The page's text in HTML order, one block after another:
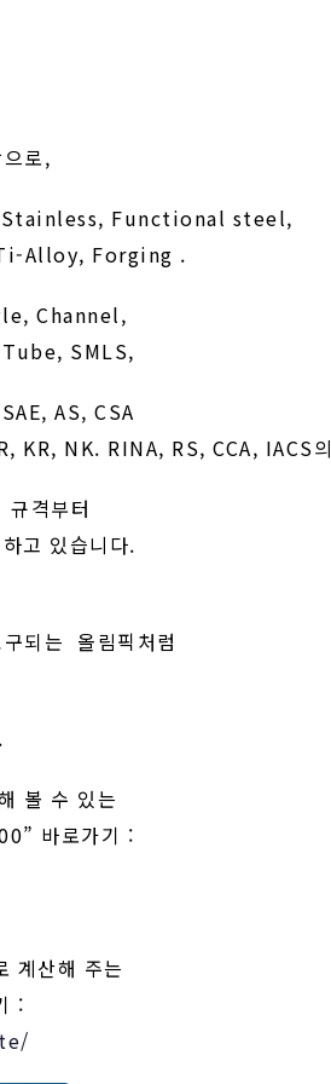
로,
Functional steel,
Alloy, Forging .
Channel,
SMLS,
AS, CSA
KR, NK. RINA, RS, CCA, IACS의
규격부터
고 있습니다.
되는 올림픽처럼
볼 수 있는
바로가기 :
계산해 주는
: